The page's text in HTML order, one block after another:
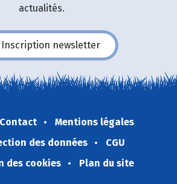
actualités.
Inscription newsletter
Contact
Mentions légales
des données
CGU
des cookies
Plan du site